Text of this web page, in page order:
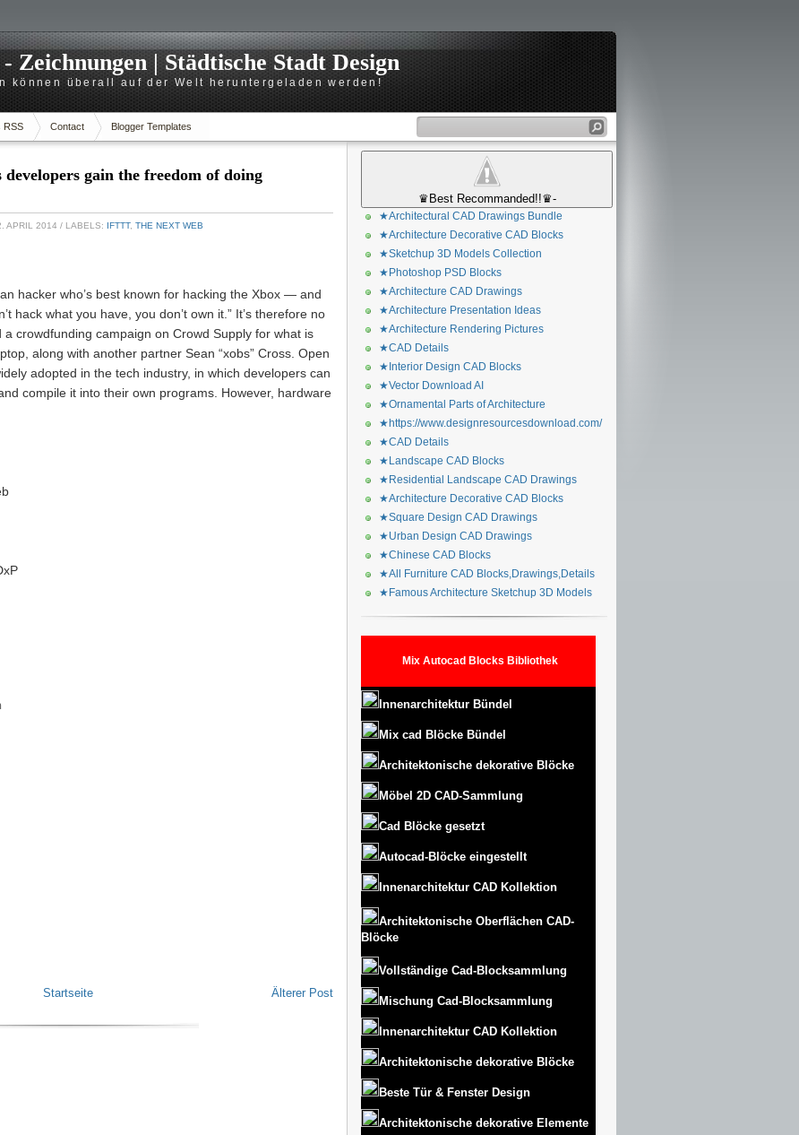
Zeichnungen | Städtische Stadt Design
können überall auf der Welt heruntergeladen werden!
RSS Contact Blogger Templates
gain the freedom of doing
APRIL 2014 / LABELS: IFTTT, THE NEXT WEB
hacker who’s best known for hacking the Xbox — and
hack what you have, you don’t own it.” It’s therefore no
crowdfunding campaign on Crowd Supply for what is
along with another partner Sean “xobs” Cross. Open
adopted in the tech industry, in which developers can
compile it into their own programs. However, hardware
Älterer Post
Startseite
♛Best Recommanded!!♛-
★Architectural CAD Drawings Bundle
★Architecture Decorative CAD Blocks
★Sketchup 3D Models Collection
★Photoshop PSD Blocks
★Architecture CAD Drawings
★Architecture Presentation Ideas
★Architecture Rendering Pictures
★CAD Details
★Interior Design CAD Blocks
★Vector Download AI
★Ornamental Parts of Architecture
★https://www.designresourcesdownload.com/
★CAD Details
★Landscape CAD Blocks
★Residential Landscape CAD Drawings
★Architecture Decorative CAD Blocks
★Square Design CAD Drawings
★Urban Design CAD Drawings
★Chinese CAD Blocks
★All Furniture CAD Blocks,Drawings,Details
★Famous Architecture Sketchup 3D Models
Mix Autocad Blocks Bibliothek
Innenarchitektur Bündel
Mix cad Blöcke Bündel
Architektonische dekorative Blöcke
Möbel 2D CAD-Sammlung
Cad Blöcke gesetzt
Autocad-Blöcke eingestellt
Innenarchitektur CAD Kollektion
Architektonische Oberflächen CAD-
Blöcke
Vollständige Cad-Blocksammlung
Mischung Cad-Blocksammlung
Innenarchitektur CAD Kollektion
Architektonische dekorative Blöcke
Beste Tür & Fenster Design
Architektonische dekorative Elemente